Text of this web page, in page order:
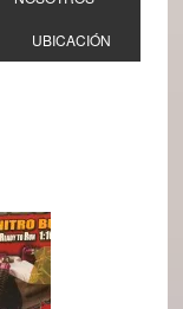
UBICACIÓN